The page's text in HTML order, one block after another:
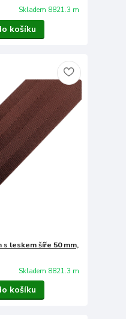
Skladem 8821.3 m
košíku
leskem šíře 50 mm,
Skladem 8821.3 m
košíku